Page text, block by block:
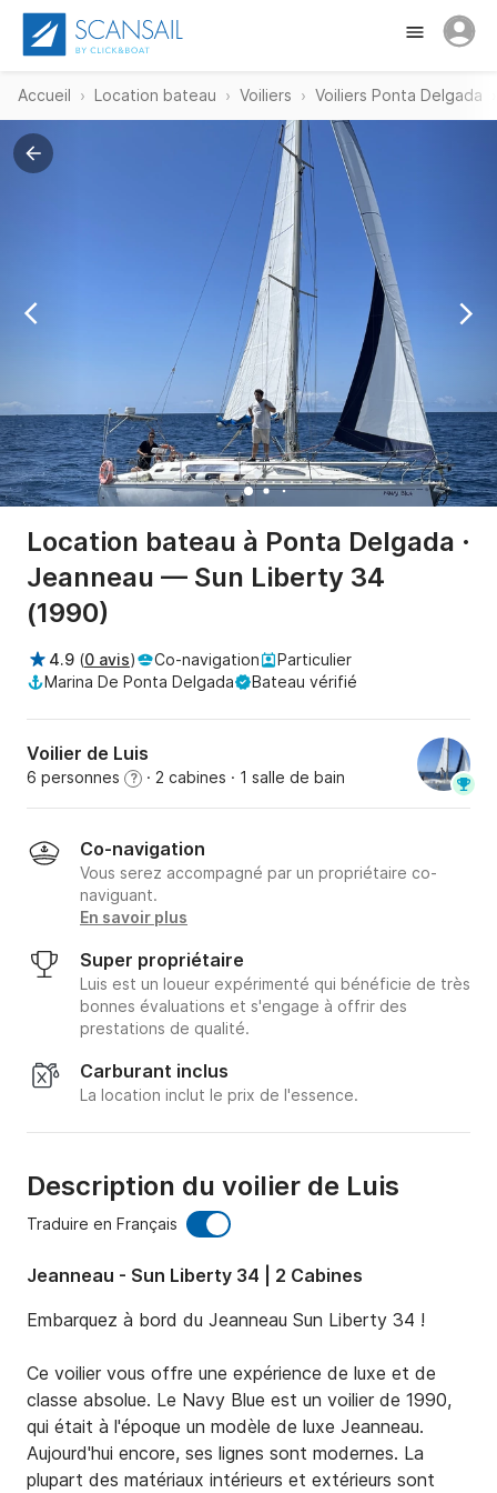
Accueil Location bateau Voiliers Voiliers Ponta Delgada
Location bateau à Ponta Delgada ·
Jeanneau — Sun Liberty 34
(1990)
4.9 (0 avis) Co-navigation
Particulier
Marina De Ponta Delgada
Bateau vérifié
Voilier de Luis
6 personnes ? · 2 cabines · 1 salle de bain
Co-navigation
Vous serez accompagné par un propriétaire co-
naviguant.
En savoir plus
Super propriétaire
Luis est un loueur expérimenté qui bénéficie de très
bonnes évaluations et s'engage à offrir des
prestations de qualité.
Carburant inclus
La location inclut le prix de l'essence.
Description du voilier de Luis
Traduire en Français
Jeanneau - Sun Liberty 34 | 2 Cabines
Embarquez à bord du Jeanneau Sun Liberty 34 !
Ce voilier vous offre une expérience de luxe et de
classe absolue. Le Navy Blue est un voilier de 1990,
qui était à l'époque un modèle de luxe Jeanneau.
Aujourd'hui encore, ses lignes sont modernes. La
plupart des matériaux intérieurs et extérieurs sont